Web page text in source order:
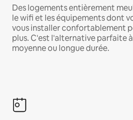
Des logements entièrement
le wifi et les équipements dont
vous installer confortablement
plus. C'est l'alternative parfaite
moyenne ou longue durée.